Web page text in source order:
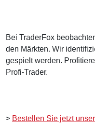
Bei TraderFox
den Märkten. Wir
gespielt werden.
Profi-Trader.
> Bestellen Sie jetzt